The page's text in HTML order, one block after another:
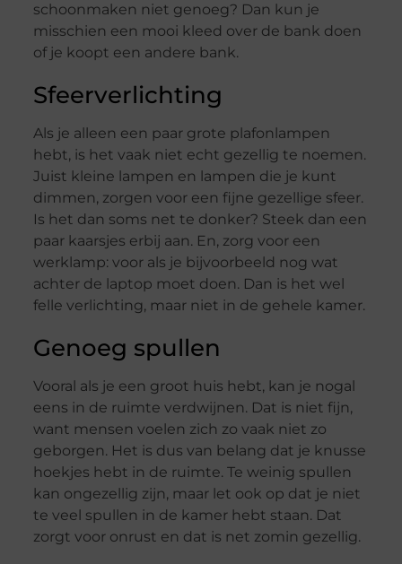
schoonmaken niet genoeg? Dan kun je
misschien een mooi kleed over de bank doen
of je koopt een andere bank.
Sfeerverlichting
Als je alleen een paar grote plafonlampen
hebt, is het vaak niet echt gezellig te noemen.
Juist kleine lampen en lampen die je kunt
dimmen, zorgen voor een fijne gezellige sfeer.
Is het dan soms net te donker? Steek dan een
paar kaarsjes erbij aan. En, zorg voor een
werklamp: voor als je bijvoorbeeld nog wat
achter de laptop moet doen. Dan is het wel
felle verlichting, maar niet in de gehele kamer.
Genoeg spullen
Vooral als je een groot huis hebt, kan je nogal
eens in de ruimte verdwijnen. Dat is niet fijn,
want mensen voelen zich zo vaak niet zo
geborgen. Het is dus van belang dat je knusse
hoekjes hebt in de ruimte. Te weinig spullen
kan ongezellig zijn, maar let ook op dat je niet
te veel spullen in de kamer hebt staan. Dat
zorgt voor onrust en dat is net zomin gezellig.